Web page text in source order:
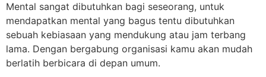
Mental sangat dibutuhkan bagi seseorang, untuk
mendapatkan mental yang bagus tentu dibutuhkan
sebuah kebiasaan yang mendukung atau jam terbang
lama. Dengan bergabung organisasi kamu akan mudah
berlatih berbicara di depan umum.